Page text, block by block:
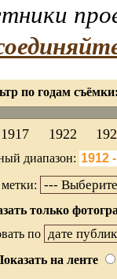
по годам
1917 1922
диапазон:
только
по
на ленте